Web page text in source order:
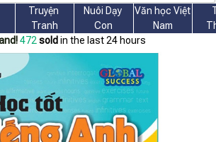
Truyện
Tranh
Nuôi Dạy
Con
Văn học Việt
Nam
473 sold in the last 24 hours